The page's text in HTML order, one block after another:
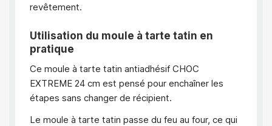
revêtement.
Utilisation du moule à tarte tatin en
pratique
Ce moule à tarte tatin antiadhésif CHOC
EXTREME 24 cm est pensé pour enchaîner les
étapes sans changer de récipient.
Le moule à tarte tatin passe du feu au four, ce qui